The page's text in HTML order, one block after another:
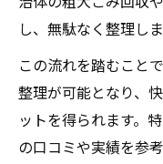
し、無駄なく整理しま
この流れを踏むこと
整理が可能となり、
ットを得られます。
の口コミや実績を参